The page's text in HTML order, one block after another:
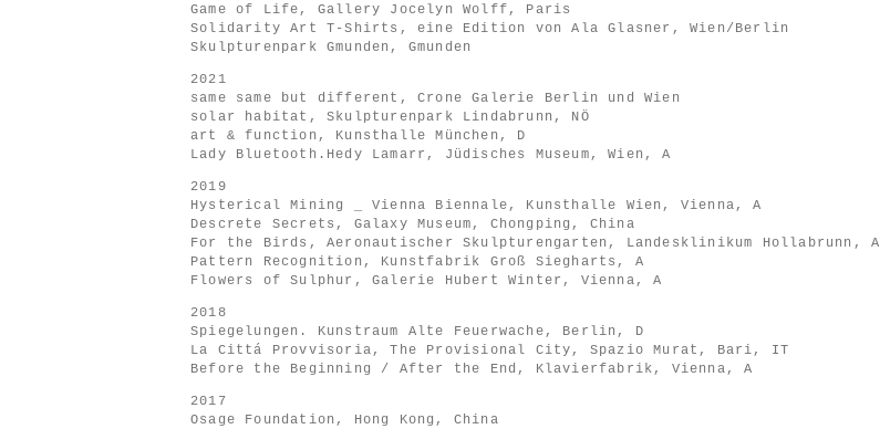
Game of Life, Gallery Jocelyn Wolff, Paris
Solidarity Art T-Shirts, eine Edition von Ala Glasner, Wien/Berlin
Skulpturenpark Gmunden, Gmunden
2021
same same but different, Crone Galerie Berlin und Wien
solar habitat, Skulpturenpark Lindabrunn, NÖ
art & function, Kunsthalle München, D
Lady Bluetooth.Hedy Lamarr, Jüdisches Museum, Wien, A
2019
Hysterical Mining _ Vienna Biennale, Kunsthalle Wien, Vienna, A
Descrete Secrets, Galaxy Museum, Chongping, China
For the Birds, Aeronautischer Skulpturengarten, Landesklinikum Hollabrunn, A
Pattern Recognition, Kunstfabrik Groß Siegharts, A
Flowers of Sulphur, Galerie Hubert Winter, Vienna, A
2018
Spiegelungen. Kunstraum Alte Feuerwache, Berlin, D
La Cittá Provvisoria, The Provisional City, Spazio Murat, Bari, IT
Before the Beginning / After the End, Klavierfabrik, Vienna, A
2017
Osage Foundation, Hong Kong, China